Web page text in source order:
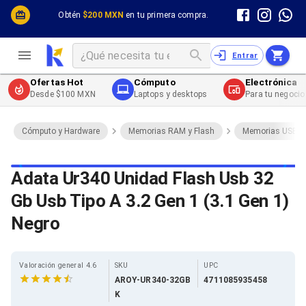
Obtén $200 MXN en tu primera compra.
Cómputo y Hardware
Desktop y Portátiles
Impresión y Consumibles
Celulares y Telefonía
Energía
Entrar
Cómputo y Hardware
Cables
Cables PC
Cables PC USB
Cables PC Serial
Cables PC SATA / eSATA
Cables PC SAS
Cables PC VGA / HD15
Cables de Audio / Video HDMI
Cables de Audio / Video VGA
Cables de Audio / Video RCA
Cables de Audio / Video Toslink
Cables de Audio / Video DVI
Cables de Energía
Cables de Red
Cables Patch
Ofertas Hot
Desde $100 MXN
Cómputo
Laptops y desktops
Electrónica
Para tu
Cómputo y Hardware Memorias RAM y Flash Memorias USB
Adata Ur340 Unidad Flash Usb 32
Gb Usb Tipo A 3.2 Gen 1 (3.1 Gen 1)
Negro
Valoración general 4.6 SKU
AROY-UR340-32GB
K
UPC
4711085935458